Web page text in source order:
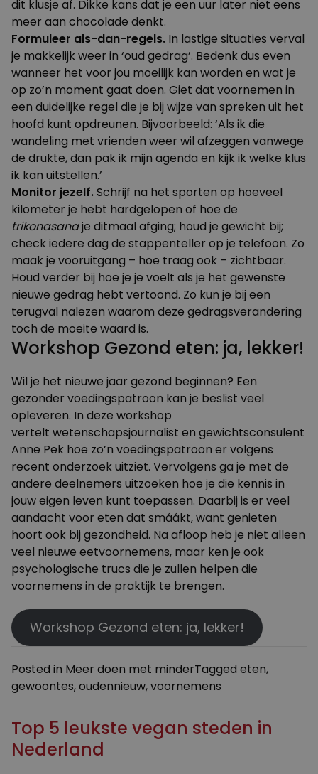
dit klusje af. Dikke kans dat je een uur later niet eens
meer aan chocolade denkt.
Formuleer als-dan-regels. In lastige situaties verval
je makkelijk weer in ‘oud gedrag’. Bedenk dus even
wanneer het voor jou moeilijk kan worden en wat je
op zo’n moment gaat doen. Giet dat voornemen in
een duidelijke regel die je bij wijze van spreken uit het
hoofd kunt opdreunen. Bijvoorbeeld: ‘Als ik die
wandeling met vrienden weer wil afzeggen vanwege
de drukte, dan pak ik mijn agenda en kijk ik welke klus
ik kan uitstellen.’
Monitor jezelf.Schrijf na het sporten op hoeveel
kilometer je hebt hardgelopen of hoe de
trikonasanaje ditmaal afging; houd je gewicht bij;
check iedere dag de stappenteller op je telefoon. Zo
maak je vooruitgang – hoe traag ook – zichtbaar.
Houd verder bij hoe je je voelt als je het gewenste
nieuwe gedrag hebt vertoond. Zo kun je bij een
terugval nalezen waarom deze gedragsverandering
toch de moeite waard is.
Workshop Gezond eten: ja, lekker!
Wil je het nieuwe jaar gezond beginnen? Een
gezonder voedingspatroon kan je beslist veel
opleveren. In deze workshop
vertelt wetenschapsjournalist en gewichtsconsulent
Anne Pek hoe zo’n voedingspatroon er volgens
recent onderzoek uitziet. Vervolgens ga je met de
andere deelnemers uitzoeken hoe je die kennis in
jouw eigen leven kunt toepassen. Daarbij is er veel
aandacht voor eten dat smáákt, want genieten
hoort ook bij gezondheid. Na afloop heb je niet alleen
veel nieuwe eetvoornemens, maar ken je ook
psychologische trucs die je zullen helpen die
voornemens in de praktijk te brengen.
Workshop Gezond eten: ja, lekker!
Posted in Meer doen met minderTagged eten,
gewoontes,oudennieuw,voornemens
Top 5 leukste vegan steden in
Nederland